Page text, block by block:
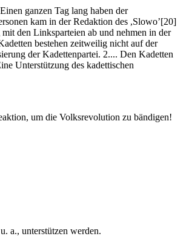
ganzen Tag lang haben der
kam in der Redaktion des ,Slowo’[20]
den Linksparteien ab und nehmen in der
bestehen zeitweilig nicht auf der
der Kadettenpartei. 2.... Den Kadetten
Unterstützung des kadettischen
um die Volksrevolution zu bändigen!
a., unterstützen werden.